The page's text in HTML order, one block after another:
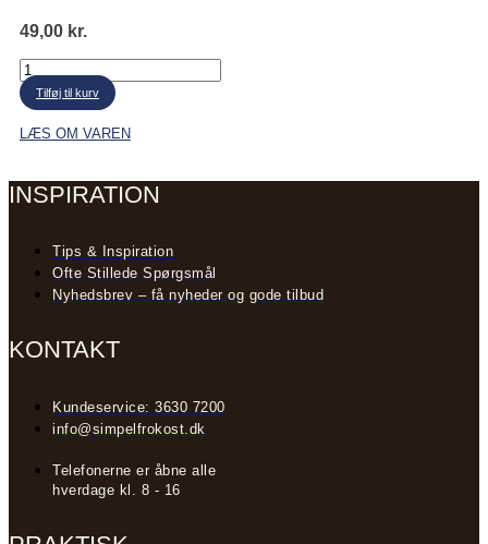
49,00 kr.
Kyllinge-
kødpølse
antal
Tilføj til kurv
LÆS OM VAREN
INSPIRATION
Tips & Inspiration
Ofte Stillede Spørgsmål
Nyhedsbrev – få nyheder og gode tilbud
KONTAKT
Kundeservice: 3630 7200
info@simpelfrokost.dk
Telefonerne er åbne alle
hverdage kl. 8 - 16